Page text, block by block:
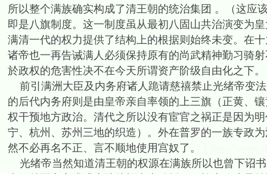
所以整个满族确实构成了清王朝的统治集团 。（这应
即是八旗制度。这一制度虽从最初八固山共治演变为
满清一代的权力提供了结构上的根据则始终未变。在
诸帝也一再告诫满人必须保持原有的尚武精神勤习骑
於政权的危害性决不在今天所谓资产阶级自由化之下
前引满洲大臣及内务府诸人跪请慈禧禁止光绪帝变
的后代内务府则是由皇帝亲自率领的上三旗（正黄、
权干预地方政治。清代之所以没有宦官之祸正是因为
宁、杭州、苏州三地的织造）。外在普罗的一族专政
然不必再名不正、言不顺地使用宫奴了。
光绪帝当然知道清王朝的权源在满族所以也曾下诏